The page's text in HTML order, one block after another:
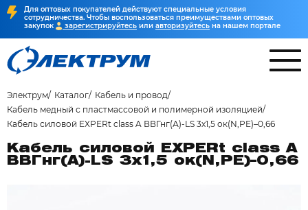
Для оптовых покупателей действуют специальные условия
сотрудничества. Чтобы воспользоваться преимуществами оптовых
закупок
зарегистрируйтесь или авторизуйтесь на нашем портале
Электрум Каталог
Кабель и провод
Кабель медный с пластмассовой и полимерной изоляцией
Кабель силовой EXPERt class A ВВГнг(А)-LS 3х1,5 ок(N,PE)–0,66
Кабель силовой EXPERt class A
ВВГнг(А)-LS 3х1,5 ок(N,PE)–0,66